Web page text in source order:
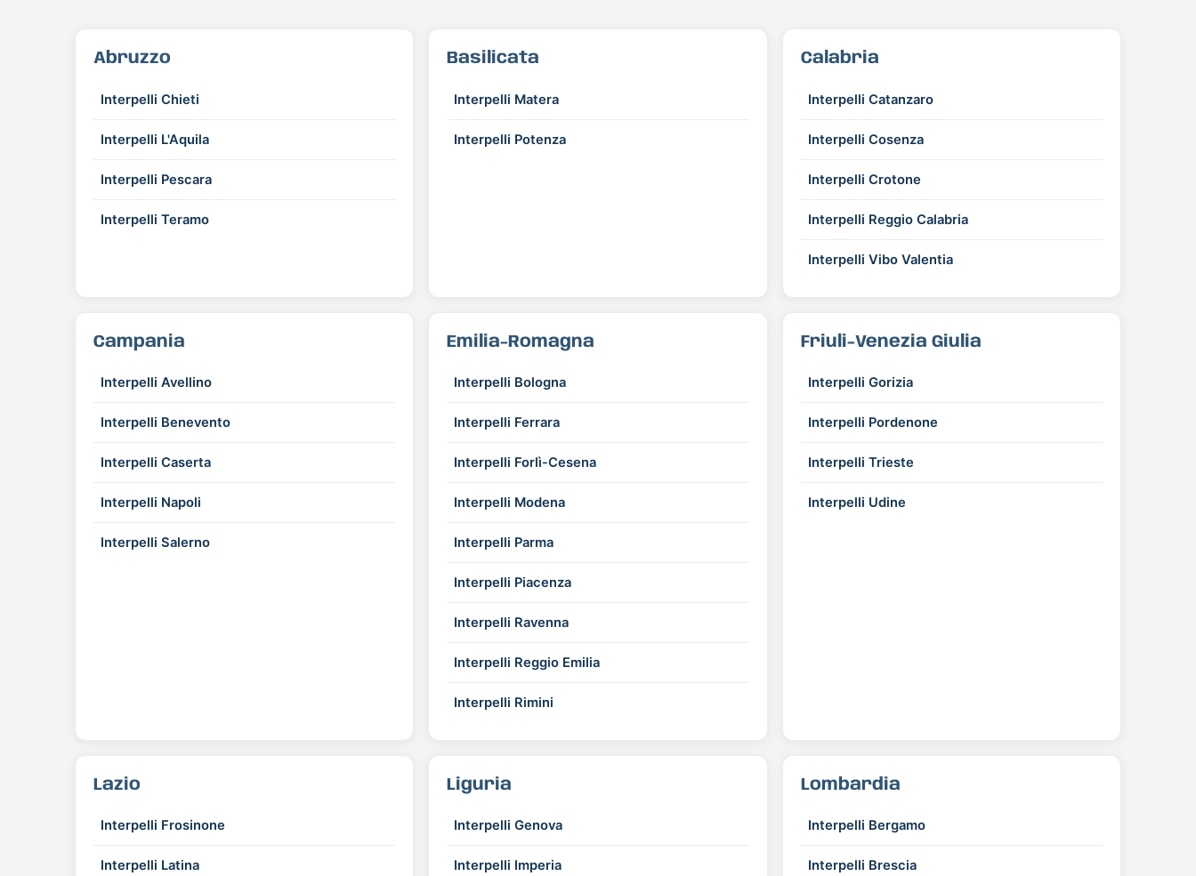
Abruzzo
Interpelli Chieti
Interpelli L'Aquila
Interpelli Pescara
Interpelli Teramo
Basilicata
Interpelli Matera
Interpelli Potenza
Calabria
Interpelli Catanzaro
Interpelli Cosenza
Interpelli Crotone
Interpelli Reggio Calabria
Interpelli Vibo Valentia
Campania
Interpelli Avellino
Interpelli Benevento
Interpelli Caserta
Interpelli Napoli
Interpelli Salerno
Emilia-Romagna
Interpelli Bologna
Interpelli Ferrara
Interpelli Forlì-Cesena
Interpelli Modena
Interpelli Parma
Interpelli Piacenza
Interpelli Ravenna
Interpelli Reggio Emilia
Interpelli Rimini
Friuli-Venezia Giulia
Interpelli Gorizia
Interpelli Pordenone
Interpelli Trieste
Interpelli Udine
Lazio
Interpelli Frosinone
Interpelli Latina
Liguria
Interpelli Genova
Interpelli Imperia
Lombardia
Interpelli Bergamo
Interpelli Brescia